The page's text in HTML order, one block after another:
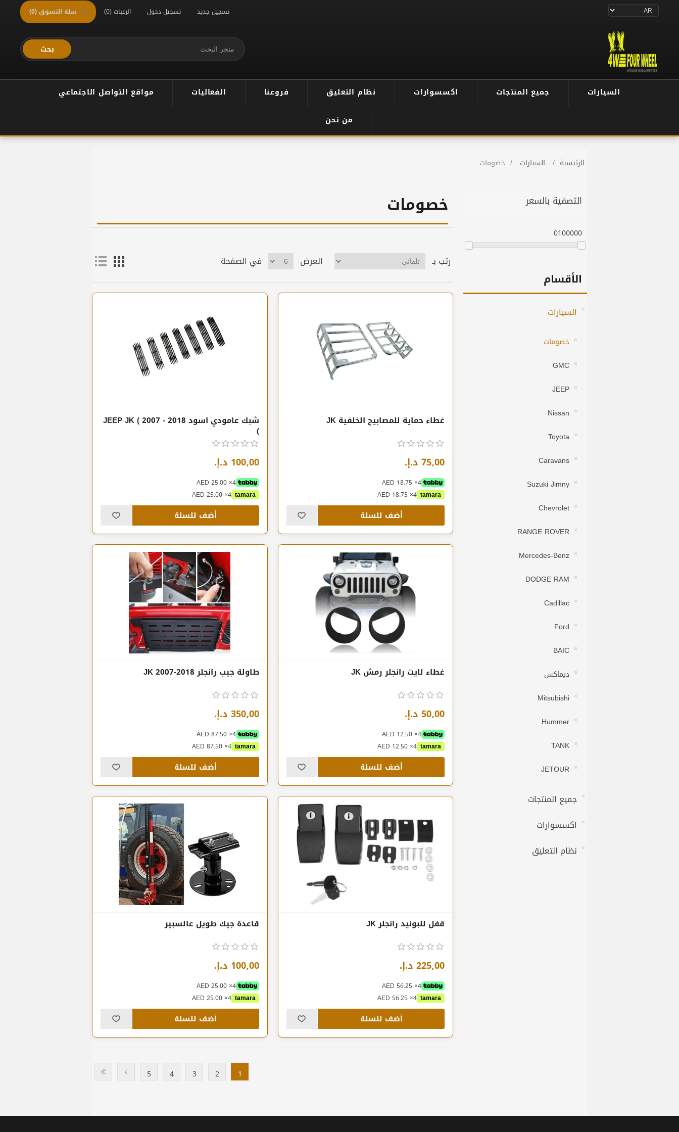
تسجيل جديد تسجيل دخول الرغبات(0) سلة التسوق(0)
بحث
السيارات جميع المنتجات اكسسوارات نظام التعليق فروعنا الفعاليات مواقع التواصل الاجتماعي
من نحن
الرئيسية / السيارات / خصومات
التصفية بالسعر
0100000
الأقسام
السيارات
خصومات
GMC
JEEP
Nissan
Toyota
Caravans
Suzuki Jimny
Chevrolet
RANGE ROVER
Mercedes-Benz
DODGE RAM
Cadillac
Ford
BAIC
ديماكس
Mitsubishi
Hummer
TANK
JETOUR
جميع المنتجات
اكسسوارات
نظام التعليق
خصومات
رتب بـ العرض في الصفحة
غطاء حماية للمصابيح الخلفية JK
75٫00 د.إ.‏
4× AED 18.75
tamara
4× AED 18.75
أضف للسلة
شبك عامودي اسود JEEP JK ( 2007 - 2018
)
100٫00 د.إ.‏
4× AED 25.00
tamara
4× AED 25.00
أضف للسلة
غطاء لايت رانجلر رمش JK
50٫00 د.إ.‏
4× AED 12.50
tamara
4× AED 12.50
أضف للسلة
طاولة جيب رانجلر JK 2007-2018
350٫00 د.إ.‏
4× AED 87.50
tamara
4× AED 87.50
أضف للسلة
قفل للبونيد رانجلر JK
225٫00 د.إ.‏
4× AED 56.25
tamara
4× AED 56.25
أضف للسلة
قاعدة جيك طويل عالسبير
100٫00 د.إ.‏
4× AED 25.00
tamara
4× AED 25.00
أضف للسلة
1
2
3
4
5